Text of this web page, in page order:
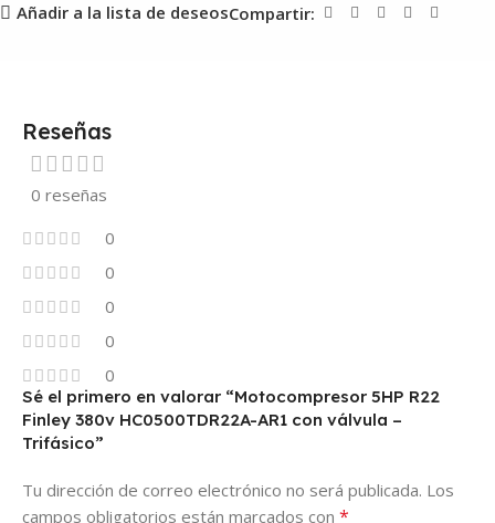
Añadir a la lista de deseosCompartir:
Reseñas
0 reseñas
0
0
0
0
0
Sé el primero en valorar “Motocompresor 5HP R22
Finley 380v HC0500TDR22A-AR1 con válvula –
Trifásico”
Tu dirección de correo electrónico no será publicada. Los
campos obligatorios están marcados con *